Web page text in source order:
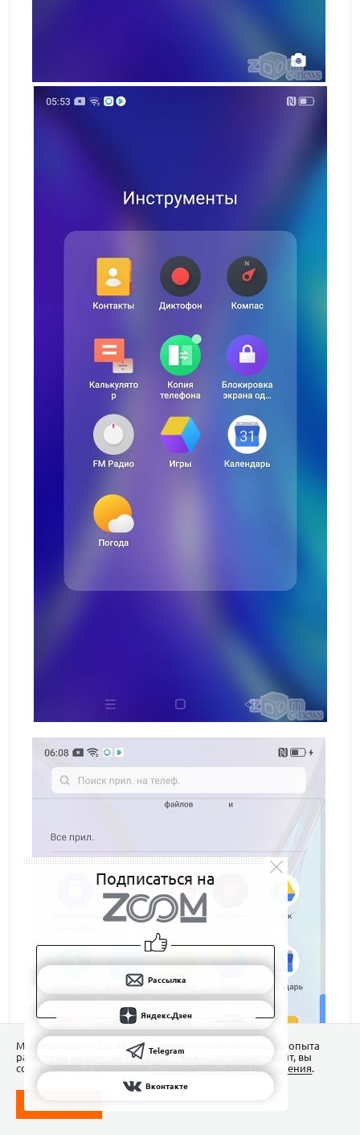
Подписаться на
Рассылка
Яндекс.Дзен
Telegram
Вконтакте
Мы используем Сookies для обеспечения наилучшего опыта
работы на нашем сайте. Продолжая использовать сайт, вы
соглашаетесь с условиямиПользовательского соглашения.
ПОНЯТНО